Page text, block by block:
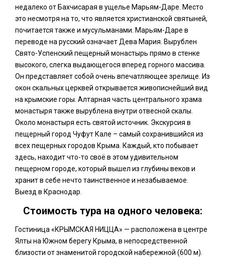
недалеко от Бахчисарая в ущелье Марьям-Даре. Место
это несмотря на то, что является христианской святыней,
почитается также и мусульманами. Марьям-Даре в
переводе на русский означает Дева Мария. Вырублен
Свято-Успенский пещерный монастырь прямо в стенке
высокого, слегка выдающегося вперед горного массива.
Он представляет собой очень впечатляющее зрелище. Из
окон скальных церквей открывается живописнейший вид
на крымские горы. Алтарная часть центрального храма
монастыря также вырублена внутри отвесной скалы.
Около монастыря есть святой источник. Экскурсия в
пещерный город Чуфут Кале – самый сохранившийся из
всех пещерных городов Крыма. Каждый, кто побывает
здесь, находит что-то своё в этом удивительном
пещерном городе, который вышел из глубины веков и
хранит в себе нечто таинственное и незабываемое.
Выезд в Краснодар.
Стоимость тура на одного человека:
Гостиница «КРЫМСКАЯ НИЦЦА» — расположена в центре
Ялты на Южном берегу Крыма, в непосредственной
близости от знаменитой городской набережной (600 м).